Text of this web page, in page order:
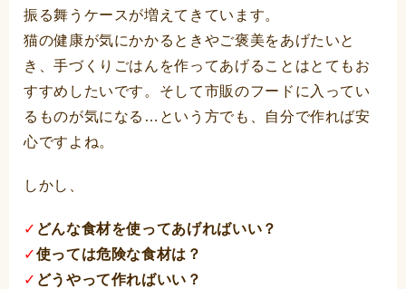
振る舞うケースが増えてきています。
猫の健康が気にかかるときやご褒美をあげたいと
き、手づくりごはんを作ってあげることはとてもお
すすめしたいです。そして市販のフードに入ってい
るものが気になる…という方でも、自分で作れば安
心ですよね。
しかし、
✓ どんな食材を使ってあげればいい？
✓使っては危険な食材は？
✓ どうやって作ればいい？